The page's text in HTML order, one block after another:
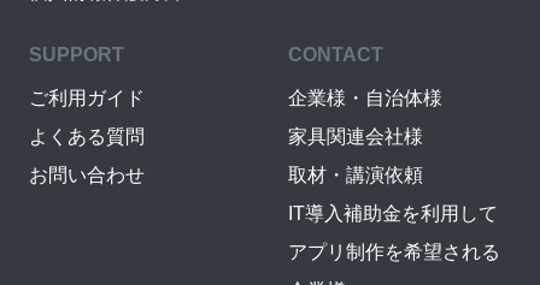
SUPPORT
ご利用ガイド
よくある質問
お問い合わせ
CONTACT
企業様・自治体様
家具関連会社様
取材・講演依頼
IT導入補助金を利用して
アプリ制作を希望される